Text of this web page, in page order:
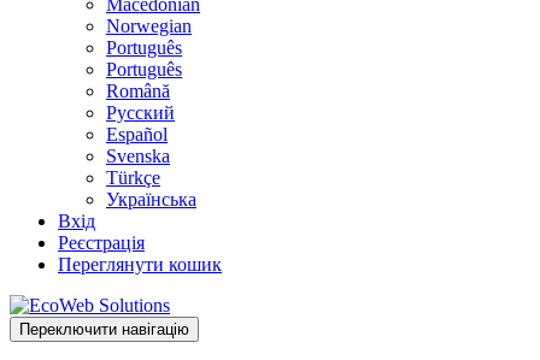
Macedonian
Norwegian
Português
Português
Română
Русский
Español
Svenska
Türkçe
Українська
Вхід
Реєстрація
Переглянути кошик
Переключити навігацію